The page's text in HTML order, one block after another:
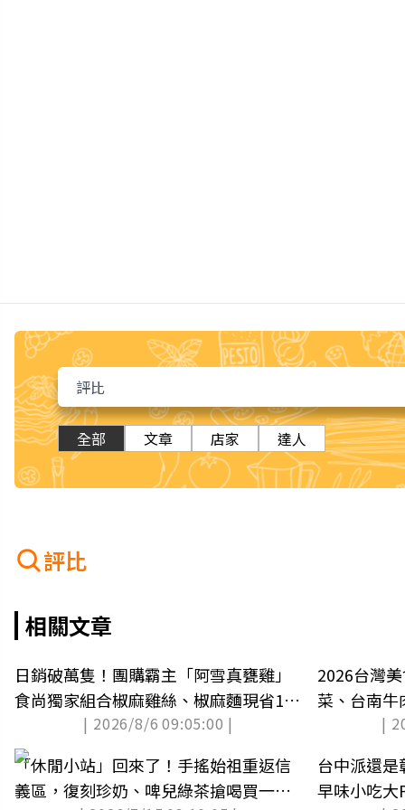
全部 文章 店家 達人
評比
相關文章
日銷破萬隻！團購霸主「阿雪真甕雞」
食尚獨家組合椒麻雞絲、椒麻麵現省140
| 2026/8/6 09:05:00 |
2026台灣
菜、台南
|
「休閒小站」回來了！手搖始祖重返信
義區，復刻珍奶、啤兒綠茶搶喝買一送
台中派還
早味小吃大